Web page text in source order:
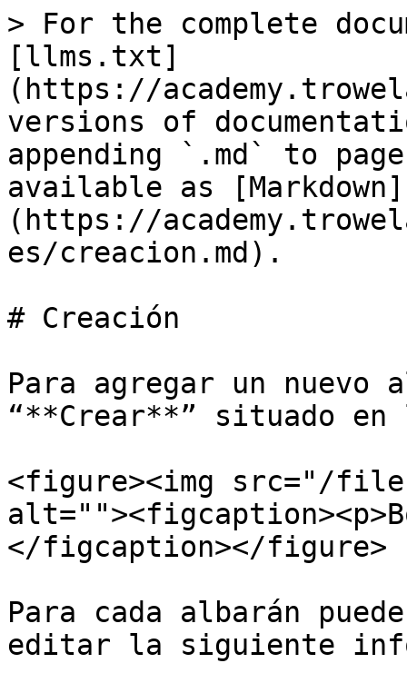
> For the complete
[llms.txt]
(https://
versions of
appending `.md` to
available as [Markdown]
(https://
es/creacion.md).
# Creación
Para agregar un nuevo
“**Crear**” situado
<figure><img src="/
</figcaption></figure>
Para cada albarán
editar la siguiente